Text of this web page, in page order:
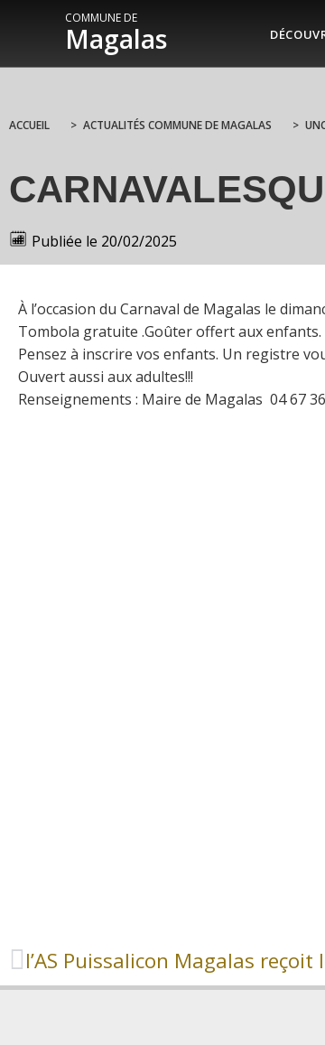
COMMUNE DE
Magalas
ACCUEIL > ACTUALITÉS COMMUNE DE MAGALAS >
Publiée le 20/02/2025
À l’occasion du Carnaval de Magalas le
Tombola gratuite .Goûter offert aux enfants.
Pensez à inscrire vos enfants. Un registre
Ouvert aussi aux adultes!!!
Renseignements : Maire de Magalas 04 67
l’AS Puissalicon Magalas reçoit